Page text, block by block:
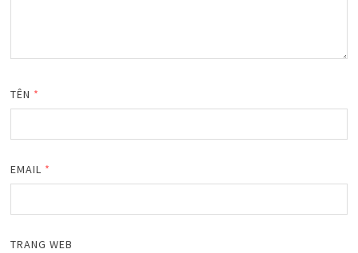
TÊN *
EMAIL *
TRANG WEB